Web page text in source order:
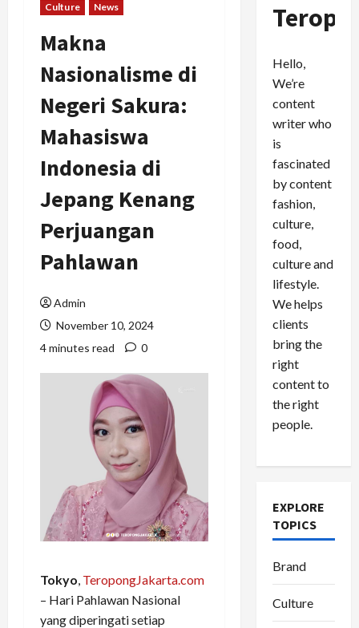
Culture News
Makna
Nasionalisme di
Negeri Sakura:
Mahasiswa
Indonesia di
Jepang Kenang
Perjuangan
Pahlawan
Admin
November 10, 2024
4 minutes read
0
Tokyo TeropongJakarta.com
– Hari Pahlawan Nasional
yang diperingati setiap
Hello,
We’re
content
writer who
is
fascinated
by content
fashion,
culture,
food,
culture and
lifestyle.
We helps
clients
bring the
right
content to
the right
people.
EXPLORE
TOPICS
Brand
Culture